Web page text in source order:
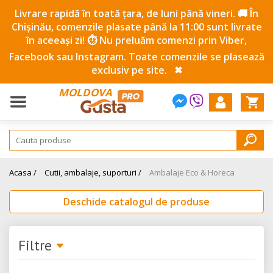
Livrare rapidă în toată țara, de luni până vineri. 🚚 În
Chișinău, comenzile plasate până la 11:00 sunt livrate
în aceeași zi! ⏱️ Nu preluăm comenzi prin Viber,
Facebook sau Instagram. Toate comenzile se plasează
exclusiv pe site.
✖
MOLDOVA
Acasa / Cutii, ambalaje, suporturi / Ambalaje Eco & Horeca
Deschide catalogul de produse
Filtre